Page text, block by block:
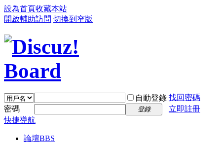
設為首頁收藏本站
開啟輔助訪問 切換到窄版
自動登錄 找回密碼
密碼
登錄
立即註冊
快捷導航
論壇BBS